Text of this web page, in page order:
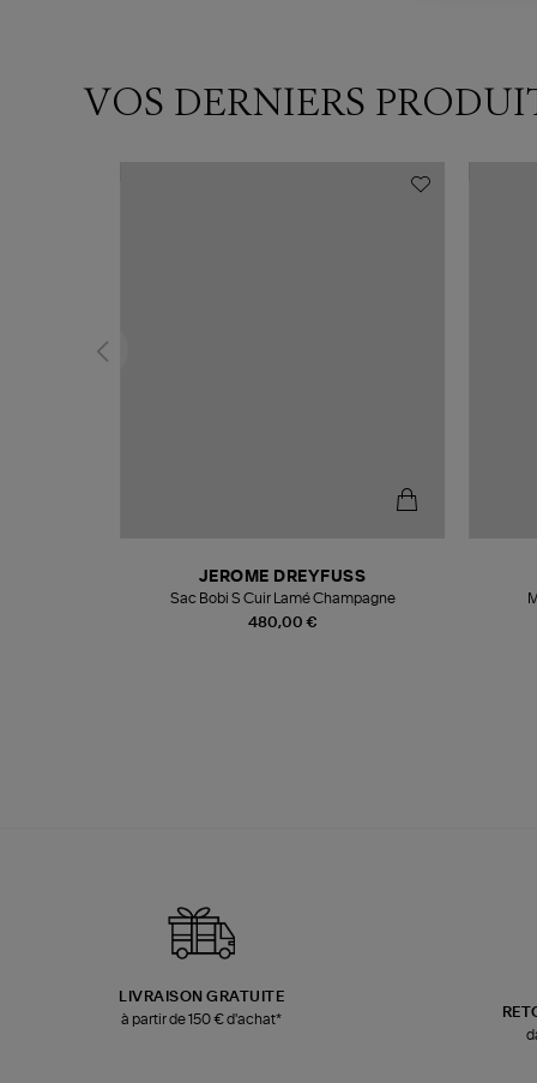
VOS DERNIERS
480,00 €
JEROME DREYFUSS
Sac Bobi S Cuir Lamé Champagne
LIVRAISON GRATUITE
à partir de 150 € d'achat*